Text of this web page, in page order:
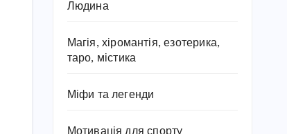
Людина
Магія, хіромантія, езотерика,
таро, містика
Міфи та легенди
Мотивація для спорту